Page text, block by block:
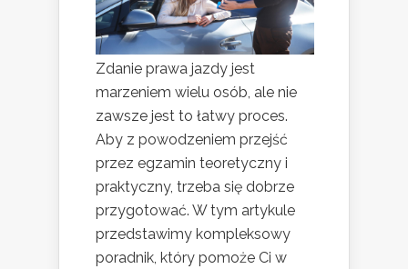
Zdanie prawa jazdy jest
marzeniem wielu osób, ale nie
zawsze jest to łatwy proces.
Aby z powodzeniem przejść
przez egzamin teoretyczny i
praktyczny, trzeba się dobrze
przygotować. W tym artykule
przedstawimy kompleksowy
poradnik, który pomoże Ci w